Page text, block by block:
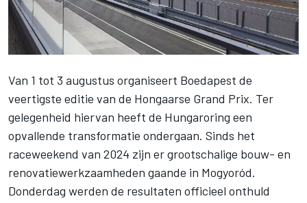
Van 1 tot 3 augustus organiseert Boedapest de
veertigste editie van de Hongaarse Grand Prix. Ter
gelegenheid hiervan heeft de Hungaroring een
opvallende transformatie ondergaan. Sinds het
raceweekend van 2024 zijn er grootschalige bouw- en
renovatiewerkzaamheden gaande in Mogyoród.
Donderdag werden de resultaten officieel onthuld